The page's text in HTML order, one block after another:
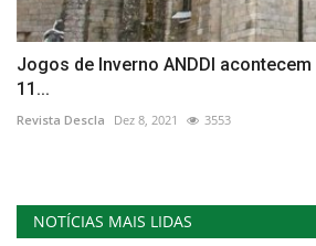
Jogos de Inverno ANDDI
11...
Revista Descla Dez 8, 2021 3553
NOTÍCIAS MAIS LIDAS